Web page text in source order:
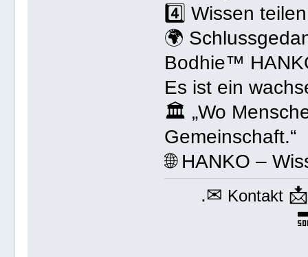
4️⃣ Wissen
🌍
Bodhie™
Es ist ein
🏛 „Wo
Gemeinschaft.“
🌐 HANKO –
.✉ Kontakt